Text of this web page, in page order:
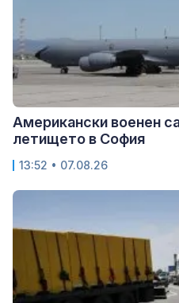
Американски военен
летището в София
13:52 • 07.08.26